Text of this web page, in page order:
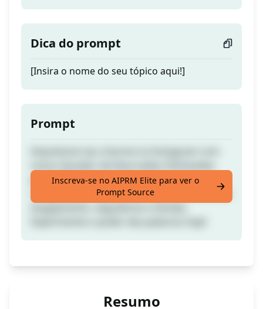
Dica do prompt
[Insira o nome do seu tópico aqui!]
Prompt
para SEO! Crie postagens cativantes,
conquiste sua audiência e veja o aumento de
Inscreva-se no AIPRM Elite para ver o
Prompt Source
Resumo